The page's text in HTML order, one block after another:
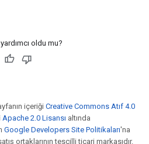
oldu mu?
içeriği Creative Commons Atıf 4.0
Apache 2.0 Lisansı altında
Google Developers Site Politikaları'na
ortaklarının tescilli ticari markasıdır.